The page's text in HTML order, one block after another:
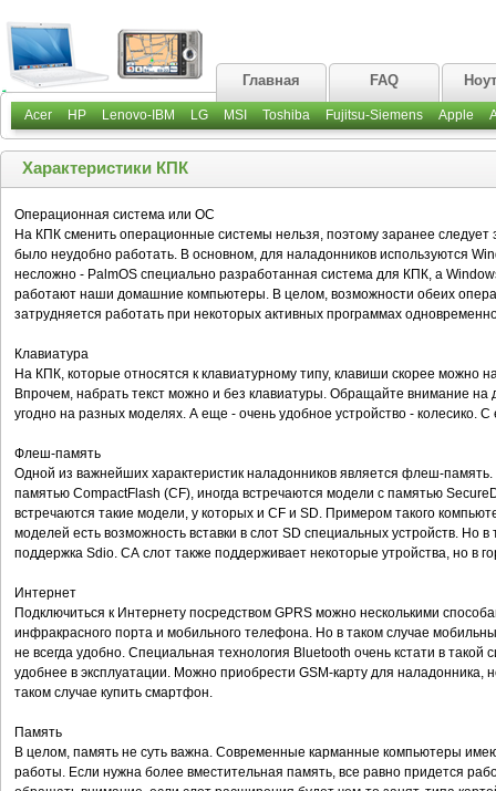
Главная FAQ
Acer HP Lenovo-IBM LG MSI Toshiba Fujitsu-Siemens Apple
Характеристики КПК
Операционная система или ОС
На КПК сменить операционные системы нельзя, поэтому заранее следует
было неудобно работать. В основном, для наладонников используются
несложно - PalmOS специально разработанная система для КПК, а
работают наши домашние компьютеры. В целом, возможности обеих
затрудняется работать при некоторых активных программах
Клавиатура
На КПК, которые относятся к клавиатурному типу, клавиши скорее можно
Впрочем, набрать текст можно и без клавиатуры. Обращайте внимание
угодно на разных моделях. А еще - очень удобное устройство - колесико.
Флеш-память
Одной из важнейших характеристик наладонников является флеш-
памятью CompactFlash (CF), иногда встречаются модели с памятью
встречаются такие модели, у которых и CF и SD. Примером такого
моделей есть возможность вставки в слот SD специальных устройств. Но
поддержка Sdio. СА слот также поддерживает некоторые утройства, но в
Интернет
Подключиться к Интернету посредством GPRS можно несколькими
инфракрасного порта и мобильного телефона. Но в таком случае
не всегда удобно. Специальная технология Bluetooth очень кстати в такой
удобнее в эксплуатации. Можно приобрести GSM-карту для наладонника,
таком случае купить смартфон.
Память
В целом, память не суть важна. Современные карманные компьютеры
работы. Если нужна более вместительная память, все равно придется